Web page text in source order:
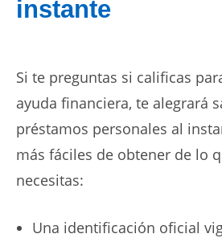
instante
Si te preguntas si calificas
ayuda financiera, te alegrará
préstamos personales al
más fáciles de obtener de lo
necesitas:
Una identificación oficial